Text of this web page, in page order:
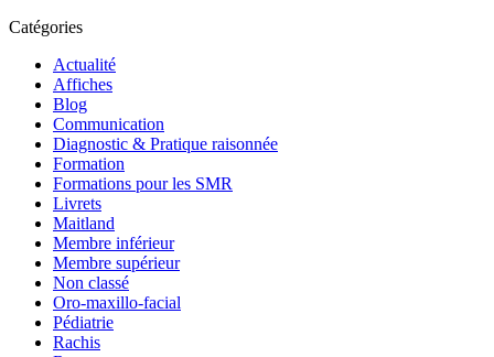
Catégories
Actualité
Affiches
Blog
Communication
Diagnostic & Pratique raisonnée
Formation
Formations pour les SMR
Livrets
Maitland
Membre inférieur
Membre supérieur
Non classé
Oro-maxillo-facial
Pédiatrie
Rachis